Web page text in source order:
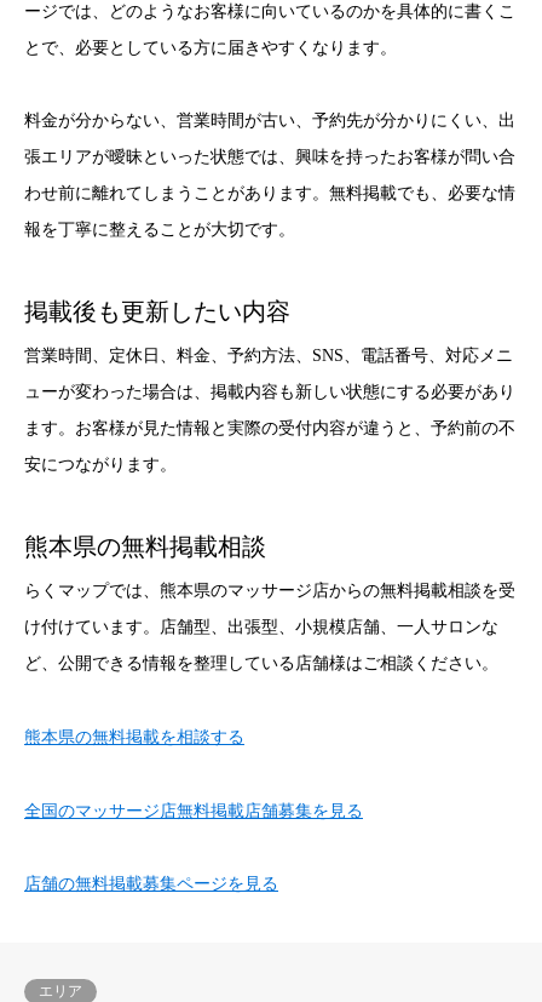
ージでは、どのようなお客様に向いているのかを具体的に書くこ
とで、必要としている方に届きやすくなります。
料金が分からない、営業時間が古い、予約先が分かりにくい、出
張エリアが曖昧といった状態では、興味を持ったお客様が問い合
わせ前に離れてしまうことがあります。無料掲載でも、必要な情
報を丁寧に整えることが大切です。
掲載後も更新したい内容
営業時間、定休日、料金、予約方法、SNS、電話番号、対応メニ
ューが変わった場合は、掲載内容も新しい状態にする必要があり
ます。お客様が見た情報と実際の受付内容が違うと、予約前の不
安につながります。
熊本県の無料掲載相談
らくマップでは、熊本県のマッサージ店からの無料掲載相談を受
け付けています。店舗型、出張型、小規模店舗、一人サロンな
ど、公開できる情報を整理している店舗様はご相談ください。
熊本県の無料掲載を相談する
全国のマッサージ店無料掲載店舗募集を見る
店舗の無料掲載募集ページを見る
エリア